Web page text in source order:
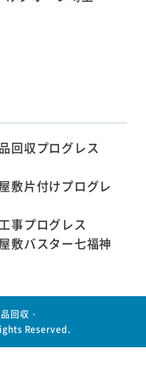
回収・
Reserved.